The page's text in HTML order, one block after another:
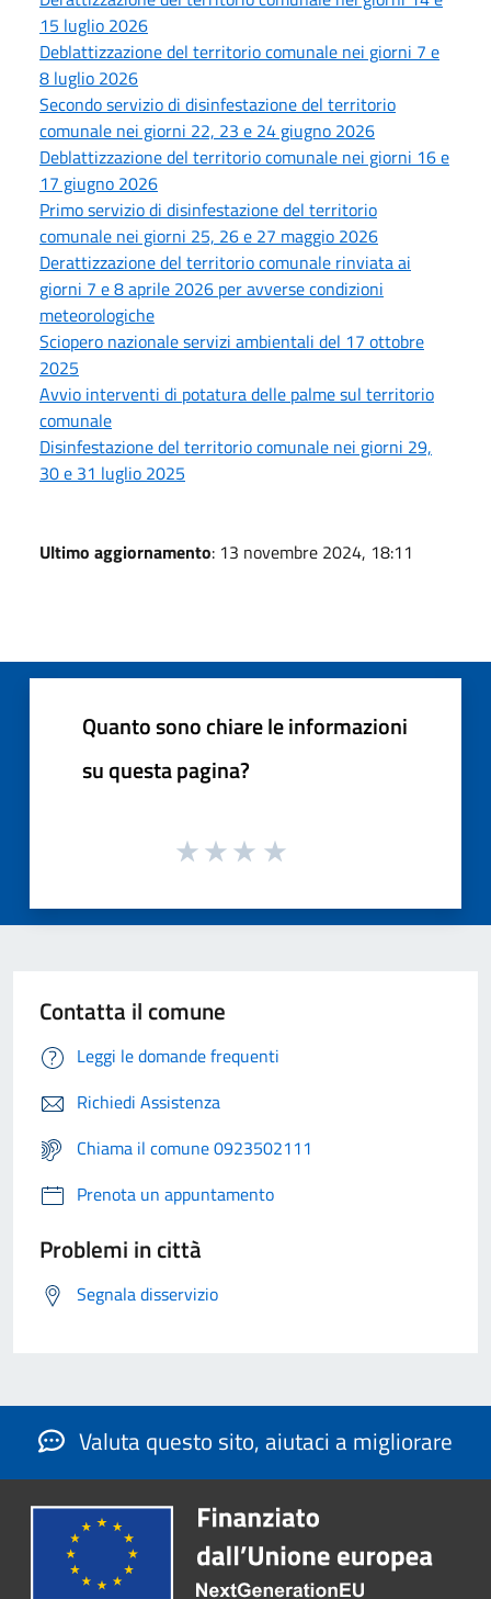
15 luglio 2026
Deblattizzazione del territorio comunale nei giorni 7 e
8 luglio 2026
Secondo servizio di disinfestazione del territorio
comunale nei giorni 22, 23 e 24 giugno 2026
Deblattizzazione del territorio comunale nei giorni 16 e
17 giugno 2026
Primo servizio di disinfestazione del territorio
comunale nei giorni 25, 26 e 27 maggio 2026
Derattizzazione del territorio comunale rinviata ai
giorni 7 e 8 aprile 2026 per avverse condizioni
meteorologiche
Sciopero nazionale servizi ambientali del 17 ottobre
2025
Avvio interventi di potatura delle palme sul territorio
comunale
Disinfestazione del territorio comunale nei giorni 29,
30 e 31 luglio 2025
Ultimo aggiornamento: 13 novembre 2024, 18:11
Quanto sono chiare le informazioni
su questa pagina?
Contatta il comune
Leggi le domande frequenti
Richiedi Assistenza
Chiama il comune 0923502111
Prenota un appuntamento
Problemi in città
Segnala disservizio
Valuta questo sito, aiutaci a migliorare